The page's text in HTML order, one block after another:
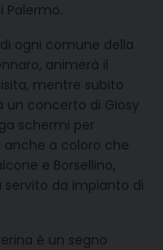
Palermo.
ogni comune della
animerà il
mentre subito
un concerto di Giosy
schermi per
anche a coloro che
e Borsellino,
servito da impianto di
è un segno